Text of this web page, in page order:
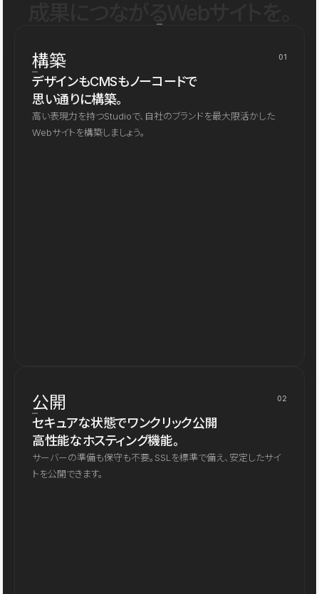
構築 01
デザインもCMSもノーコードで
思い通りに構築。
高い表現力を持つStudioで、自社のブランドを最大限活かした
Webサイトを構築しましょう。
公開 02
セキュアな状態でワンクリック公開
高性能なホスティング機能。
サーバーの準備も保守も不要。SSLを標準で備え、安定したサイ
トを公開できます。